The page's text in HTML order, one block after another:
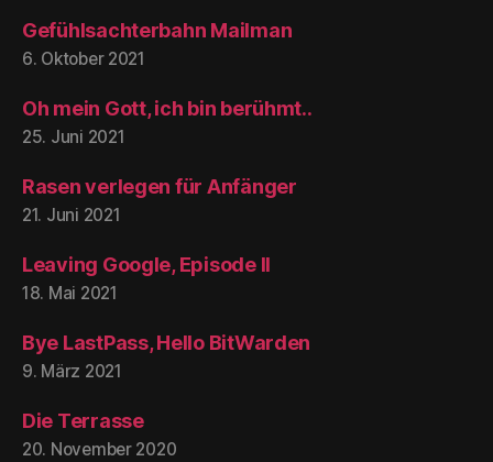
Gefühlsachterbahn Mailman
6. Oktober 2021
Oh mein Gott, ich bin berühmt..
25. Juni 2021
Rasen verlegen für Anfänger
21. Juni 2021
Leaving Google, Episode II
18. Mai 2021
Bye LastPass, Hello BitWarden
9. März 2021
Die Terrasse
20. November 2020